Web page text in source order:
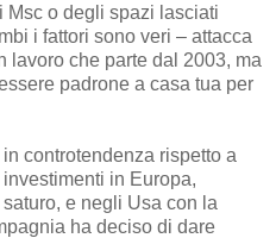
Msc o degli spazi lasciati
i fattori sono veri – attacca
lavoro che parte dal 2003, ma
padrone a casa tua per
controtendenza rispetto a
in Europa,
e negli Usa con la
ha deciso di dare